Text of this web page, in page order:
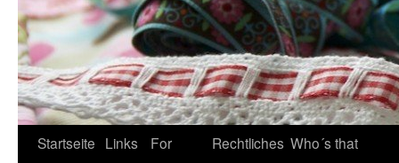
Startseite Links
For
Rechtliches Who´s that